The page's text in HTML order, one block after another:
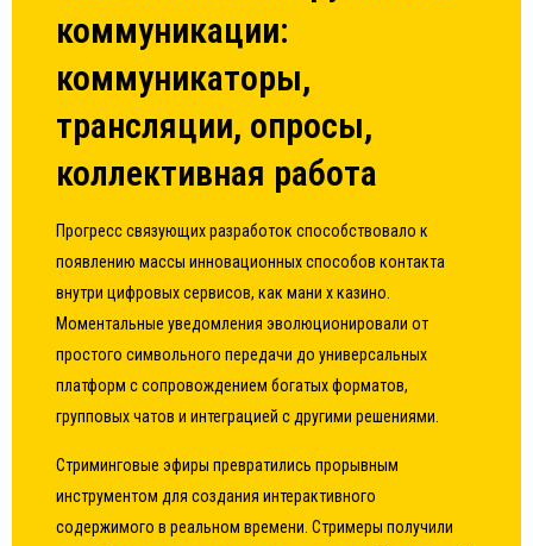
коммуникации:
коммуникаторы,
трансляции, опросы,
коллективная работа
Прогресс связующих разработок способствовало к
появлению массы инновационных способов контакта
внутри цифровых сервисов, как мани х казино.
Моментальные уведомления эволюционировали от
простого символьного передачи до универсальных
платформ с сопровождением богатых форматов,
групповых чатов и интеграцией с другими решениями.
Стриминговые эфиры превратились прорывным
инструментом для создания интерактивного
содержимого в реальном времени. Стримеры получили